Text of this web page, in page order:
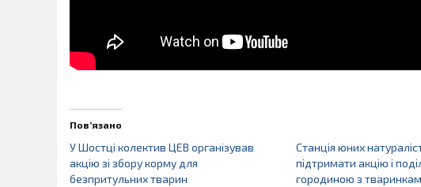
Пов’язано
У Шостці колектив ЦЕВ організував
акцію зі збору корму для
безпритульних тварин
Станція юних
підтримати акцію і
городиною з